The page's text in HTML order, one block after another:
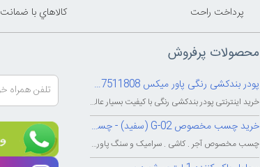
پرداخت راحت کالاهاي با ضمانت
محصولات پرفروش
پودر بندکشی رنگی پاور میکس 09127511808
خرید اینترنتی پودر بندکشی رنگی با کیفیت بسیار عالی - شرکت بزرگ پاور میکس...
خرید چسب مخصوص G-02 (سفید) - چسب...
چسب مخصوص آجر . کاشی . سرامیک و سنگ پاور میکس - چسب پودری پاورمیکس - چسب...